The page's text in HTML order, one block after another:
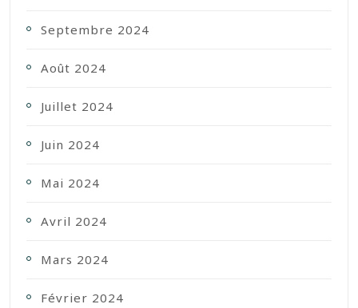
Septembre 2024
Août 2024
Juillet 2024
Juin 2024
Mai 2024
Avril 2024
Mars 2024
Février 2024